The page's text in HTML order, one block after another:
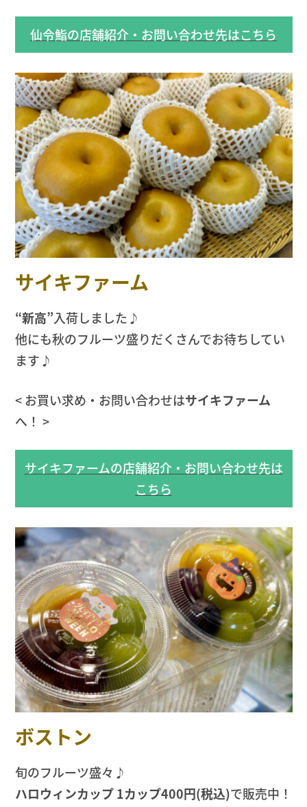
仙令鮨の店舗紹介・お問い合わせ先はこちら
サイキファーム
“新高”入荷しました♪
他にも秋のフルーツ盛りだくさんでお待ちしてい
ます♪
< お買い求め・お問い合わせはサイキファーム
へ！ >
サイキファームの店舗紹介・お問い合わせ先は
こちら
ボストン
旬のフルーツ盛々♪
ハロウィンカップ 1カップ400円(税込)で販売中！